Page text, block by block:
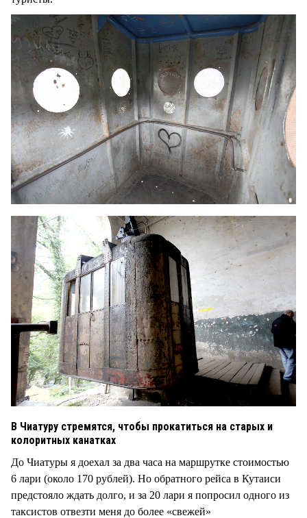
В Чиатуру стремятся, чтобы прокатиться на старых и
колоритных канатках
До Чиатуры я доехал за два часа на маршрутке стоимостью
6 лари (около 170 рублей). Но обратного рейса в Кутаиси
предстояло ждать долго, и за 20 лари я попросил одного из
таксистов отвезти меня до более «свежей»